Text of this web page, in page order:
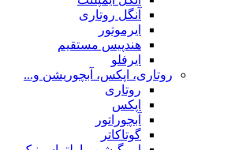
آنگل روتاری
ایرموتور
هندپیس مستقیم
ایرفلو
روتاری، اپکس، آبچوریشن و...
روتاری
اپکس
آبچوراتور
گوتاکاتر